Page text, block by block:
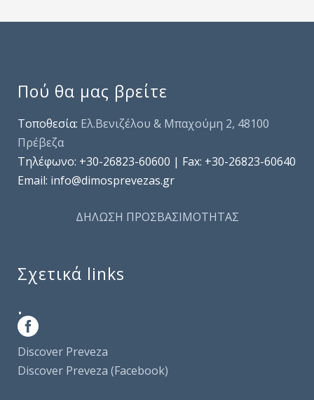
Πού θα μας βρείτε
Τοποθεσία: Ελ.Βενιζέλου & Μπαχούμη 2, 48100
Πρέβεζα
Τηλέφωνo: +30-26823-60600 | Fax: +30-26823-60640
Email: info@dimosprevezas.gr
ΔΗΛΩΣΗ ΠΡΟΣΒΑΣΙΜΟΤΗΤΑΣ
Σχετικά links
.
Discover Preveza
Discover Preveza (Facebook)